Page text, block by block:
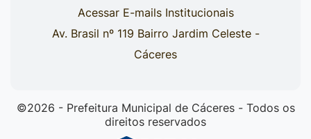
Acessar E-mails Institucionais
Av. Brasil nº 119 Bairro Jardim Celeste -
Cáceres
©2026 - Prefeitura Municipal de Cáceres - Todos os
direitos reservados